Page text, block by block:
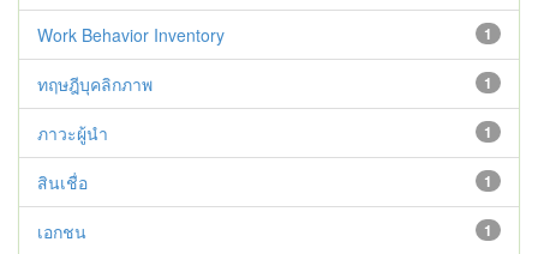
1
Work Behavior Inventory
1
ทฤษฎีบุคลิกภาพ
1
ภาวะผู้นำ
1
สินเชื่อ
1
เอกชน